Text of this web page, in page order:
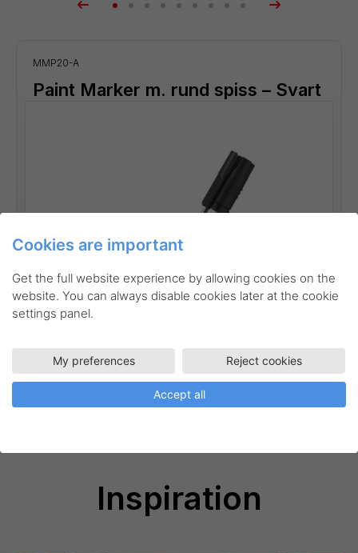
MMP20-A
Paint Marker m. rund spiss – Svart
Go to product
Inspiration
Cookies are important
Get the full website experience by allowing cookies on the
website. You can always disable cookies later at the cookie
settings panel.
My preferences Reject cookies
Accept all